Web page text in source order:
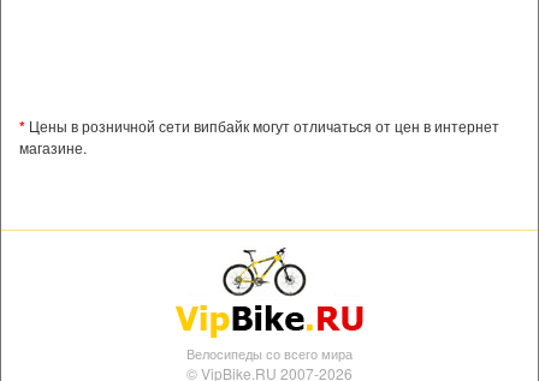
* Цены в розничной сети випбайк могут отличаться от цен в интернет
магазине.
Велосипеды со всего мира
© VipBike.RU 2007-2026